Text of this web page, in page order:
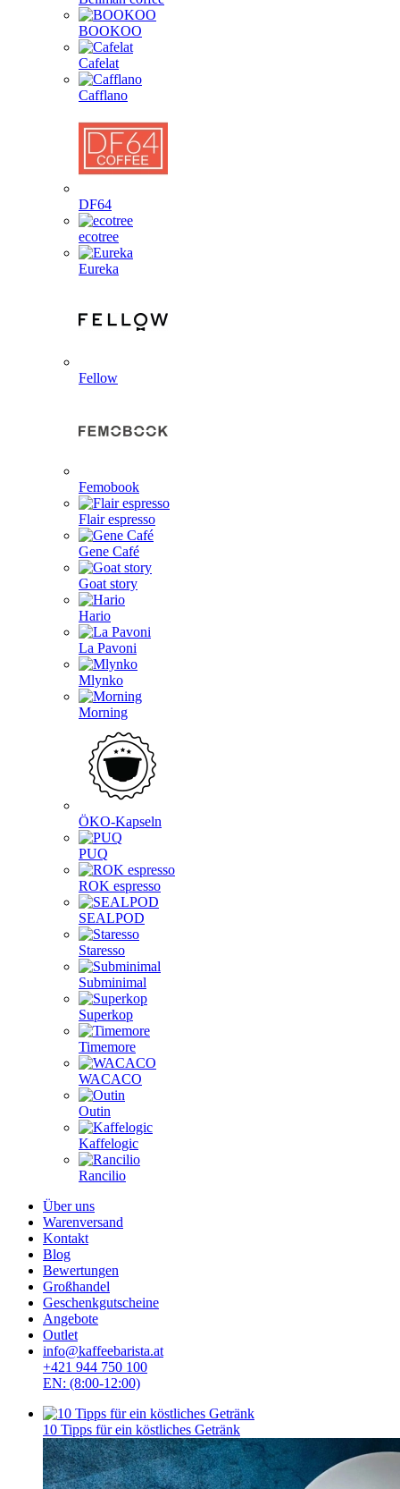
BOOKOO
Cafelat
Cafflano
DF64
ecotree
Eureka
Fellow
Femobook
Flair espresso
Gene Café
Goat story
Hario
La Pavoni
Mlynko
Morning
ÖKO-Kapseln
PUQ
ROK espresso
SEALPOD
Staresso
Subminimal
Superkop
Timemore
WACACO
Outin
Kaffelogic
Rancilio
Über uns
Warenversand
Kontakt
Blog
Bewertungen
Großhandel
Geschenkgutscheine
Angebote
Outlet
info@kaffeebarista.at
+421 944 750 100
EN: (8:00-12:00)
10 Tipps für ein köstliches Getränk